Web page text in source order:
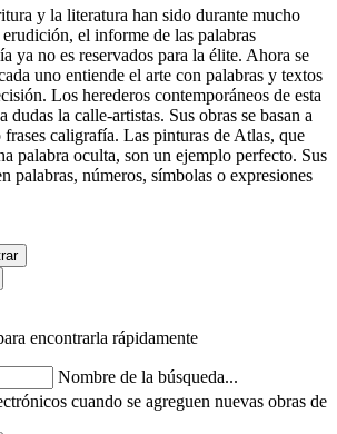
y la literatura han sido durante mucho
el informe de las palabras
ya no es reservados para la élite. Ahora se
uno entiende el arte con palabras y textos
Los herederos contemporáneos de esta
dudas la calle-artistas. Sus obras se basan a
frases caligrafía. Las pinturas de Atlas, que
palabra oculta, son un ejemplo perfecto. Sus
palabras, números, símbolas o expresiones
encontrarla rápidamente
Nombre de la búsqueda...
cuando se agreguen nuevas obras de